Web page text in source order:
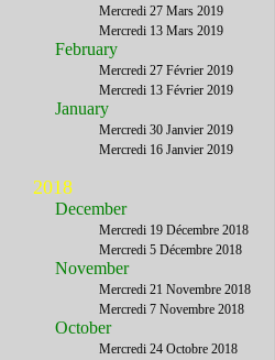
Mercredi 27 Mars 2019
Mercredi 13 Mars 2019
February
Mercredi 27 Février 2019
Mercredi 13 Février 2019
January
Mercredi 30 Janvier 2019
Mercredi 16 Janvier 2019
2018
December
Mercredi 19 Décembre 2018
Mercredi 5 Décembre 2018
November
Mercredi 21 Novembre 2018
Mercredi 7 Novembre 2018
October
Mercredi 24 Octobre 2018